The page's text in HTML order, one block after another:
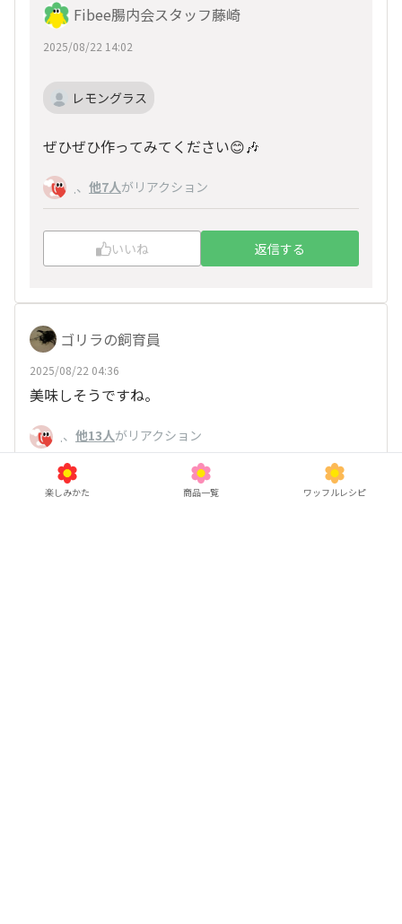
Fibee腸内会スタッフ藤崎
2025/08/22 14:02
レモングラス
ぜひぜひ作ってみてください😊🎶
.、 他7人がリアクション
いいね 返信する
ゴリラの飼育員
2025/08/22 04:36
美味しそうですね。
.、 他13人がリアクション
楽しみかた 商品一覧 ワッフルレシピ